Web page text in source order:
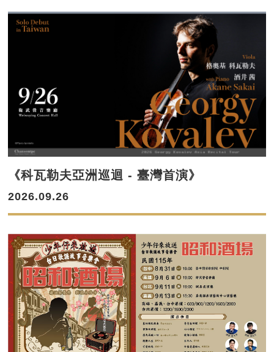
《科瓦勒夫亞洲巡迴 - 臺灣首演》
2026.09.26